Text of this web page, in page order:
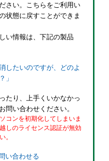
さい。こちらをご利用い
状態に戻すことができま
い情報は、下記の製品
したいのですが、どのよ
」
たり、上手くいかなかっ
問い合わせください。
コンを初期化してしまいま
しのライセンス認証が無効
。
い合わせる